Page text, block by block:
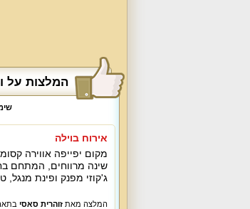
המלצות על
אירוח בוילה
שינה מרווחים, המתחם
ג'קוזי מפנק ופינת
המלצה מאת זוהרית סאסי בתאריך 11/